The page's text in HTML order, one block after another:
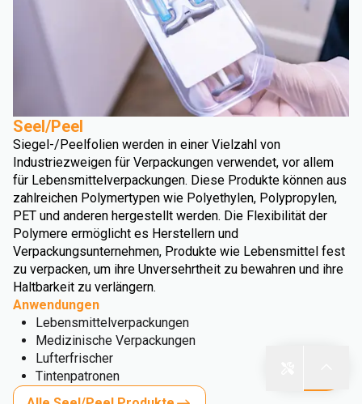
Seel/Peel
Siegel-/Peelfolien werden in einer Vielzahl von
Industriezweigen für Verpackungen verwendet, vor allem
für Lebensmittelverpackungen. Diese Produkte können aus
zahlreichen Polymertypen wie Polyethylen, Polypropylen,
PET und anderen hergestellt werden. Die Flexibilität der
Polymere ermöglicht es Herstellern und
Verpackungsunternehmen, Produkte wie Lebensmittel fest
zu verpacken, um ihre Unversehrtheit zu bewahren und ihre
Haltbarkeit zu verlängern.
Anwendungen
Lebensmittelverpackungen
Medizinische Verpackungen
Lufterfrischer
Tintenpatronen